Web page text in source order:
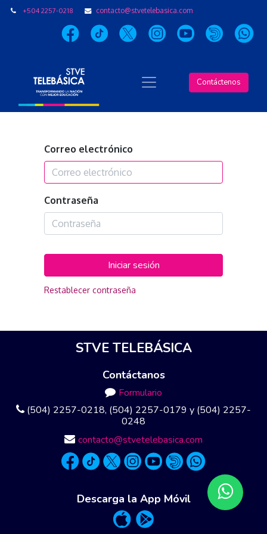
+504 2257-0218 contacto@stvetelebasica.com
Contáctenos
Correo electrónico
Contraseña
Iniciar sesión
Restablecer contraseña
STVE TELEBÁSICA
Contáctanos
Formulario
(504) 2257-0218, (504) 2257-0179 y (504) 2257-
0248
contacto@stvetelebasica.com
Descarga la App Móvil